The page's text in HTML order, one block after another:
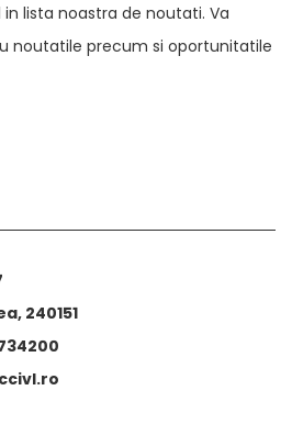
lista noastra de noutati. Va
noutatile precum si oportunitatile
240151